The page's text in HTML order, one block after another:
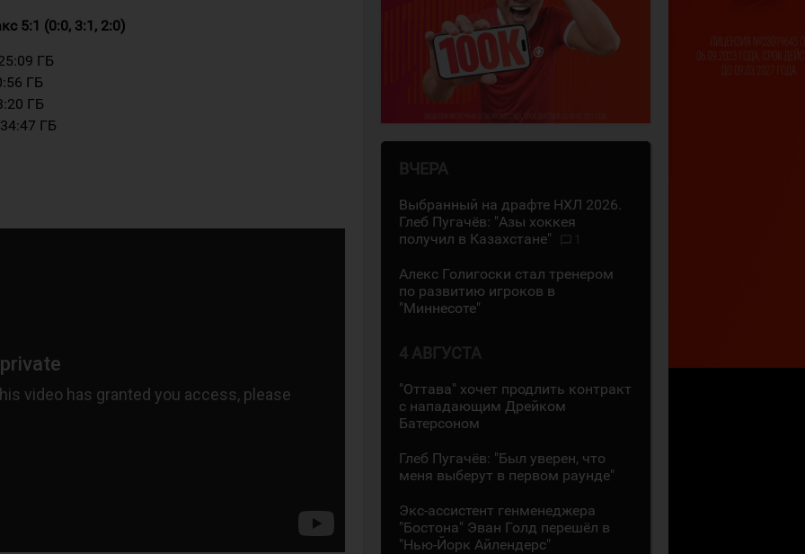
5:1 (0:0, 3:1, 2:0)
ГБ
ГБ
ГБ
ГБ
ВЧЕРА
Выбранный на драфте НХЛ 2026.
Глеб Пугачёв: "Азы хоккея
получил в Казахстане"
Алекс Голигоски стал тренером
по развитию игроков в
"Миннесоте"
4 АВГУСТА
"Оттава" хочет продлить контракт
с нападающим Дрейком
Батерсоном
Глеб Пугачёв: "Был уверен, что
меня выберут в первом раунде"
Экс-ассистент генменеджера
"Бостона" Эван Голд перешёл в
"Нью-Йорк Айлендерс"